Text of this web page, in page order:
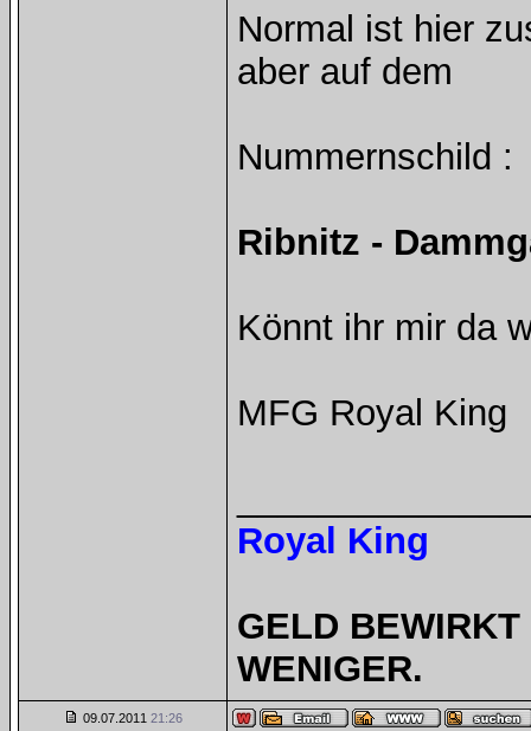
Normal ist hier
aber auf dem
Nummernschild :
Ribnitz -
Könnt ihr mir da
MFG Royal King
Royal King
GELD
WENIGER.
09.07.2011 21:26